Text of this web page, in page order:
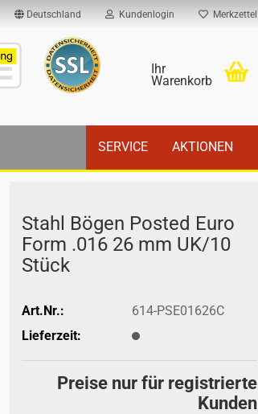
Deutschland Kundenlogin Merkzettel
Ihr
Warenkorb
SERVICE AKTIONEN
Stahl Bögen Posted Euro
Form .016 26 mm UK/10
Stück
Art.Nr.:
614-PSE01626C
Lieferzeit:
Preise nur für registrierte
Kunden